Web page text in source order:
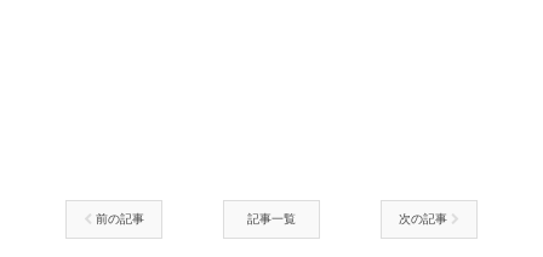
前の記事 記事一覧 次の記事